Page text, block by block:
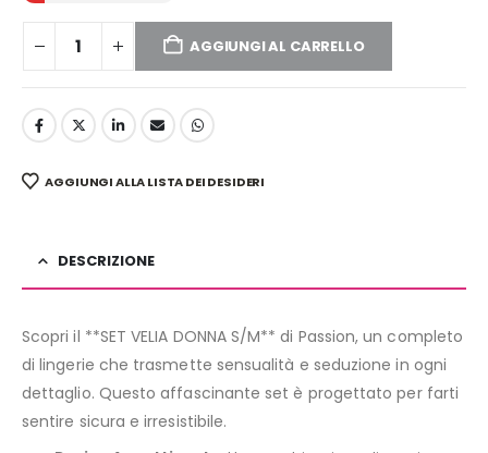
AGGIUNGI AL CARRELLO
AGGIUNGI ALLA LISTA DEI DESIDERI
DESCRIZIONE
Scopri il **SET VELIA DONNA S/M** di Passion, un completo
di lingerie che trasmette sensualità e seduzione in ogni
dettaglio. Questo affascinante set è progettato per farti
sentire sicura e irresistibile.